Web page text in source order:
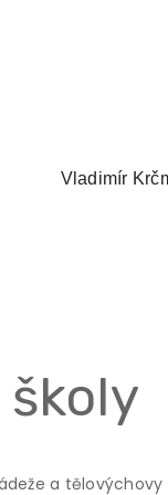
Vladimír